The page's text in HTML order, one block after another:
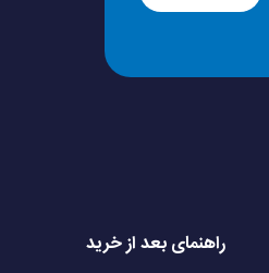
راهنمای بعد از خرید